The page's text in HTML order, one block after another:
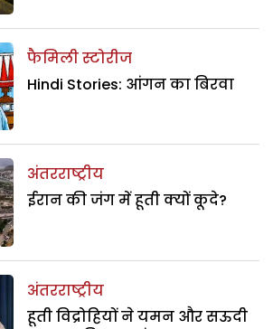
फैमिली स्टोरीज
Hindi Stories: आंगन का बिरवा
अंतरराष्ट्रीय
ईरान की जंग में हूती क्यों कूदे?
अंतरराष्ट्रीय
हूती विद्रोहियों ने यमन और सऊदी